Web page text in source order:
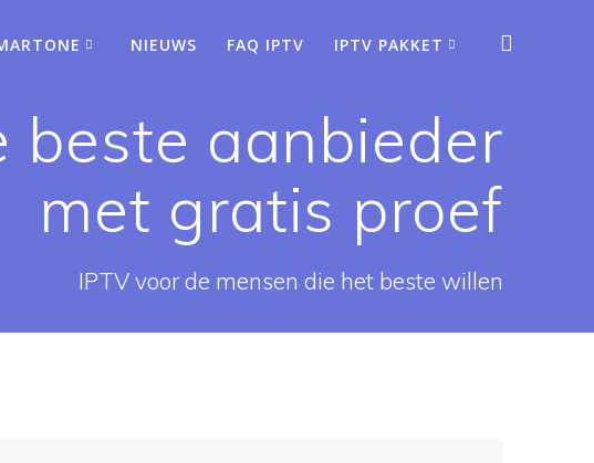
NIEUWS FAQ IPTV IPTV PAKKET
beste aanbieder
met gratis proef
IPTV voor de mensen die het beste willen